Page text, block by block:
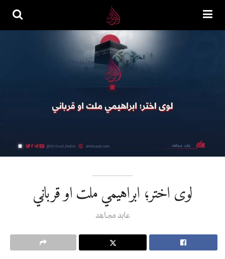
لوی اختر؛ ابراهیمي ملت او قرباني
عابد مجاهد